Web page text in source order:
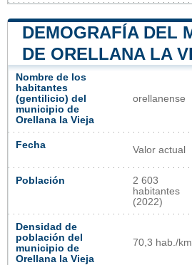
DEMOGRAFÍA DEL
DE ORELLANA LA
Nombre de los
habitantes
(gentilicio) del
municipio de
Orellana la Vieja
orellanense
Fecha Valor actual
Población
2 603
habitantes
(2022)
Densidad de
población del
municipio de
Orellana la Vieja
70,3 hab./